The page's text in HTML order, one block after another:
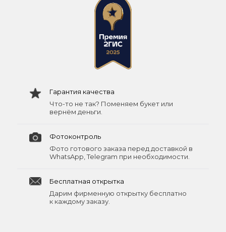
Гарантия качества
Что-то не так? Поменяем букет или
вернём деньги.
Фотоконтроль
Фото готового заказа перед доставкой в
WhatsApp, Telegram при необходимости.
Бесплатная открытка
Дарим фирменную открытку бесплатно
к каждому заказу.